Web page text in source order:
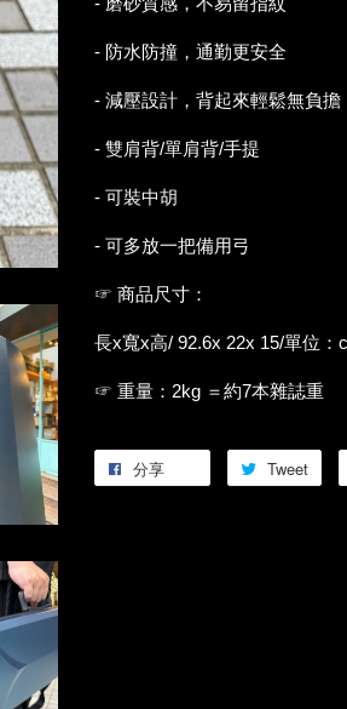
- 防水防撞，通勤更安全
- 減壓設計，背起來輕鬆無負擔
- 雙肩背/單肩背/手提
- 可裝中胡
- 可多放一把備用弓
☞ 商品尺寸：
長x寬x高/ 92.6x 22x 15/單位：
☞ 重量：2kg ＝約7本雜誌重
分享 Tweet